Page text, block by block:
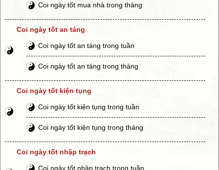
Coi ngày tốt mua nhà trong tháng
Coi ngày tốt an táng
Coi ngày tốt an táng trong tuần
Coi ngày tốt an táng trong tháng
Coi ngày tốt kiện tụng
Coi ngày tốt kiện tụng trong tuần
Coi ngày tốt kiện tụng trong tháng
Coi ngày tốt nhập trạch
Coi ngày tốt nhập trạch trong tuần